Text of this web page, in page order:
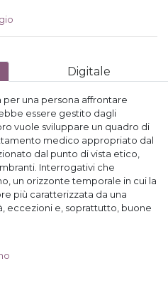
Digitale
per una persona affrontare
essere gestito dagli
vuole sviluppare un quadro di
medico appropriato dal
dal punto di vista etico,
Interrogativi che
un orizzonte temporale in cui la
più caratterizzata da una
eccezioni e, soprattutto, buone